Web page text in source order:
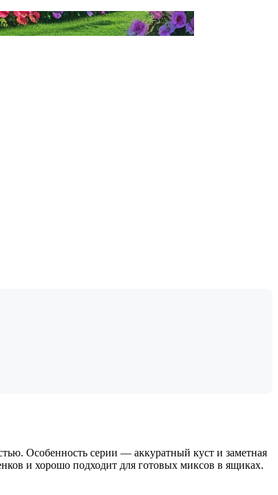
Особенность серии — аккуратный куст и заметная
и хорошо подходит для готовых миксов в ящиках.